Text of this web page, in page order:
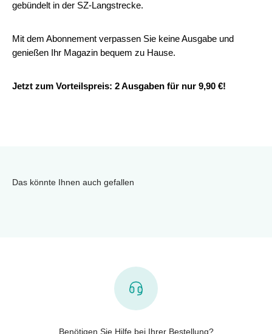
gebündelt in der SZ-Langstrecke.
Mit dem Abonnement verpassen Sie keine Ausgabe und
genießen Ihr Magazin bequem zu Hause.
Jetzt zum Vorteilspreis: 2 Ausgaben für nur 9,90 €!
Das könnte Ihnen auch gefallen
Benötigen Sie Hilfe bei Ihrer Bestellung?